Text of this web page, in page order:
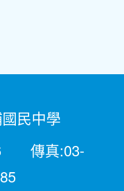
民中學
傳真:03-